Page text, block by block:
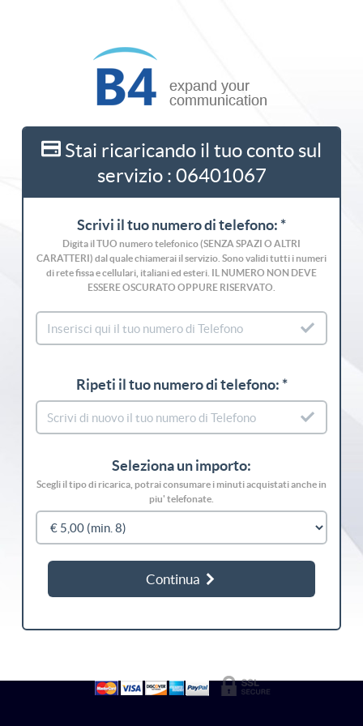
Stai ricaricando il tuo conto sul
servizio : 06401067
Scrivi il tuo numero di telefono: *
Digita il TUO numero telefonico (SENZA SPAZI O ALTRI
CARATTERI) dal quale chiamerai il servizio. Sono validi tutti i numeri
di rete fissa e cellulari, italiani ed esteri. IL NUMERO NON DEVE
ESSERE OSCURATO OPPURE RISERVATO.
Ripeti il tuo numero di telefono: *
Seleziona un importo:
Scegli il tipo di ricarica, potrai consumare i minuti acquistati anche in
piu' telefonate.
Continua